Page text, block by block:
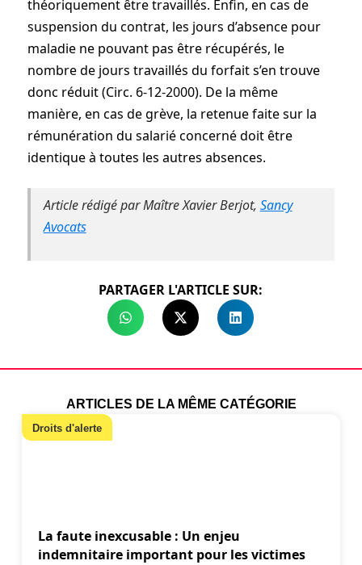
théoriquement être travaillés. Enfin, en cas de
suspension du contrat, les jours d’absence pour
maladie ne pouvant pas être récupérés, le
nombre de jours travaillés du forfait s’en trouve
donc réduit (Circ. 6-12-2000). De la même
manière, en cas de grève, la retenue faite sur la
rémunération du salarié concerné doit être
identique à toutes les autres absences.
Article rédigé par Maître Xavier Berjot, Sancy
Avocats
PARTAGER L'ARTICLE SUR:
ARTICLES DE LA MÊME CATÉGORIE
Droits d'alerte
La faute inexcusable : Un enjeu
indemnitaire important pour les victimes